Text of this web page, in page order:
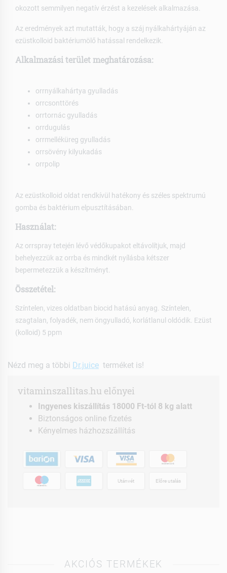
okozott semmilyen negatív érzést a kezelések alkalmazása.
Az eredmények azt mutatták, hogy a száj nyálkahártyáján az
ezüstkolloid baktériumölő hatással rendelkezik.
Alkalmazási terület meghatározása:
orrnyálkahártya gyulladás
orrcsonttörés
orrtornác gyulladás
orrdugulás
orrmelléküreg gyulladás
orrsövény kilyukadás
orrpolip
Az ezüstkolloid oldat rendkívül hatékony és széles spektrumú
gomba és baktérium elpusztításában.
Használat:
Az orrspray tetején lévő védőkupakot eltávolítjuk, majd
behelyezzük az orrba és mindkét nyílásba kétszer
bepermetezzük a készítményt.
Összetétel:
Színtelen, vizes oldatban biocid hatású anyag. Színtelen,
szagtalan, folyadék, nem öngyulladó, korlátlanul oldódik. Ezüst
(kolloid) 5 ppm
Nézd meg a többi Dr.juice terméket is!
vitaminszallitas.hu előnyei
Ingyenes kiszállítás 18000 Ft-tól 8 kg alatt
Biztonságos online fizetés
Kényelmes házhozszállítás
Utánvét Előre utalás
AKCIÓS TERMÉKEK